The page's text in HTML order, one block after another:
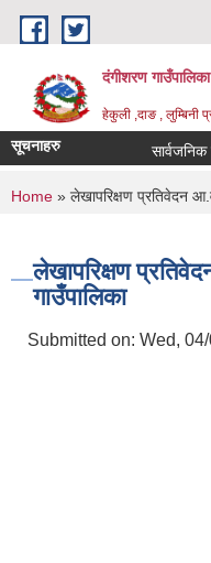
Skip to main content
दंगीशरण गाउँपालिका
हेकुली ,दाङ , लुम्बिनी
सूचनाहरु सार्वजनिक
You are here
Home » लेखापरिक्षण प्रतिवेदन
लेखापरिक्षण
गाउँपालिका
Submitted on: Wed,